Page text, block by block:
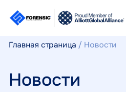
Главная страница / Новости
Новости